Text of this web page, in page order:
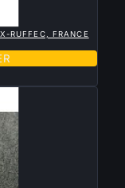
RUFFEC, FRANCE